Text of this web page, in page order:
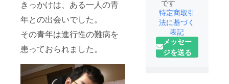
きっかけは、ある一人の青
年との出会いでした。
その青年は進行性の難病を
患っておられました。
です
特定商取引
法に基づく
表記
メッセー
ジを送る